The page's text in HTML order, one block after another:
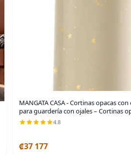
MANGATA CASA - Cortinas opacas
para guardería con ojales – Cortinas
4.8
₡37 177